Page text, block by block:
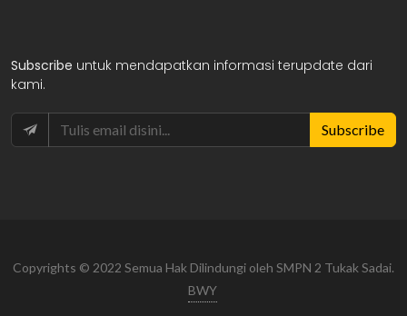
Subscribe untuk mendapatkan informasi terupdate dari
kami.
Subscribe
Copyrights © 2022 Semua Hak Dilindungi oleh SMPN 2 Tukak Sadai.
BWY